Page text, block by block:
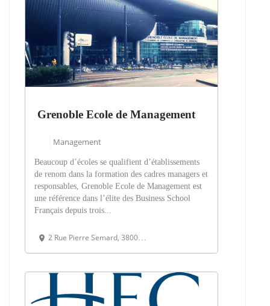
Grenoble Ecole de Management
Management
Beaucoup d’écoles se qualifient d’établissements
de renom dans la formation des cadres managers et
responsables, Grenoble Ecole de Management est
une référence dans l’élite des Business School
Français depuis trois...
2 Rue Pierre Semard, 38000 Grenoble, France